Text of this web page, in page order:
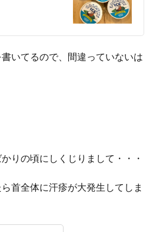
いてるので、間違っていないは
りの頃にしくじりまして・・・
首全体に汗疹が大発生してしま